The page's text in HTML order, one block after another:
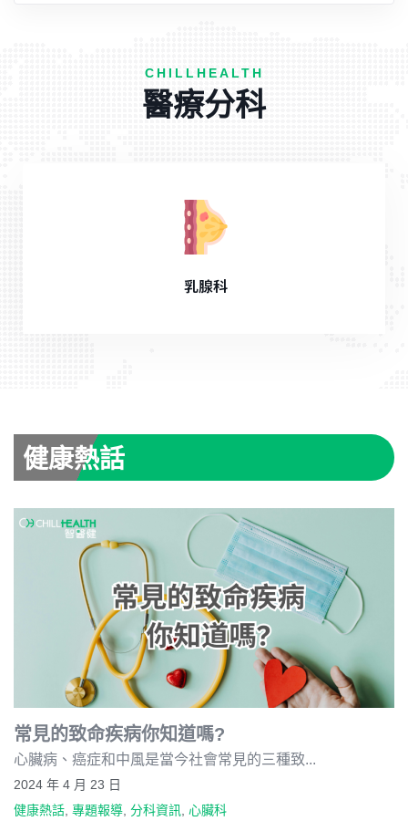
CHILLHEALTH
醫療分科
乳腺科
健康熱話
常見的致命疾病你知道嗎?
心臟病、癌症和中風是當今社會常見的三種致...
2024 年 4 月 23 日
健康熱話 專題報導 分科資訊 心臟科